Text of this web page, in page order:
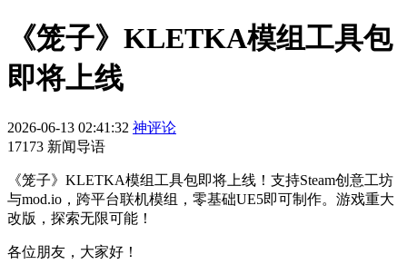
《笼子》KLETKA模组工具包
即将上线
2026-06-13 02:41:32 神评论
17173 新闻导语
《笼子》KLETKA模组工具包即将上线！支持Steam创意工坊
与mod.io，跨平台联机模组，零基础UE5即可制作。游戏重大
改版，探索无限可能！
各位朋友，大家好！